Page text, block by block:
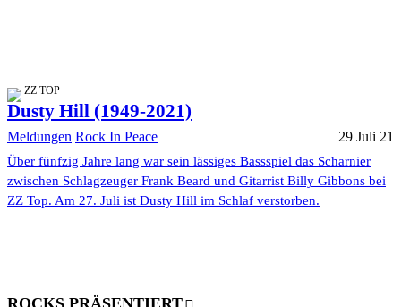
ZZ TOP
Dusty Hill (1949-2021)
Meldungen Rock In Peace 29 Juli 21
Über fünfzig Jahre lang war sein lässiges Bassspiel das Scharnier
zwischen Schlagzeuger Frank Beard und Gitarrist Billy Gibbons bei
ZZ Top. Am 27. Juli ist Dusty Hill im Schlaf verstorben.
ROCKS PRÄSENTIERT